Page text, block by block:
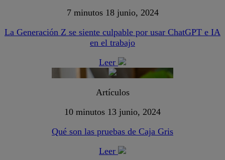
7 minutos 18 junio, 2024
La Generación Z se siente culpable por usar ChatGPT e IA
en el trabajo
Leer
Artículos
10 minutos 13 junio, 2024
Qué son las pruebas de Caja Gris
Leer